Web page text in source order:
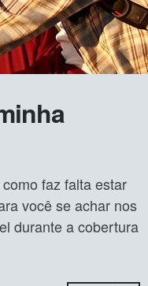
faz falta estar
você se achar nos
durante a cobertura